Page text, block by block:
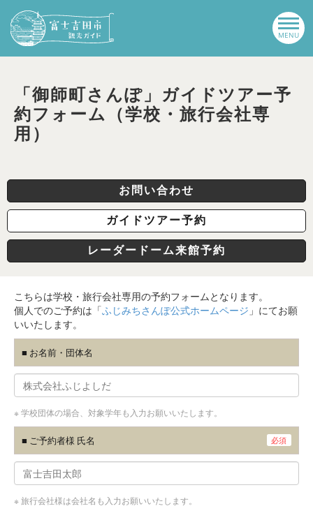
「御師町さんぽ」ガイドツアー予
約フォーム（学校・旅行会社専
用）
お問い合わせ
ガイドツアー予約
レーダードーム来館予約
こちらは学校・旅行会社専用の予約フォームとなります。
個人でのご予約は「ふじみちさんぽ公式ホームページ 」にてお願
いいたします。
■ お名前・団体名
※ 学校団体の場合、対象学年も入力お願いいたします。
■ ご予約者様 氏名 必須
※ 旅行会社様は会社名も入力お願いいたします。